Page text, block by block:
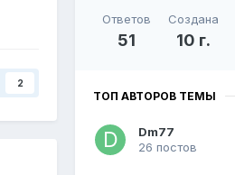
2
Ответов
51
Создана
10 г.
ТОП АВТОРОВ ТЕМЫ
Dm77
26 постов